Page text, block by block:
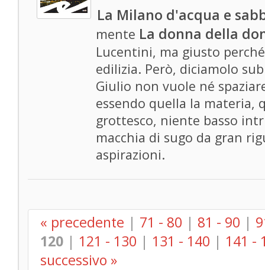
La Milano d'acqua e
mente La donna della
Lucentini, ma giusto
edilizia. Però, diciamolo
Giulio non vuole né
essendo quella la
grottesco, niente basso
macchia di sugo da gran
aspirazioni.
« precedente | 71 - 80 | 81 - 90 |
120 | 121 - 130 | 131 - 140 | 141 -
successivo »